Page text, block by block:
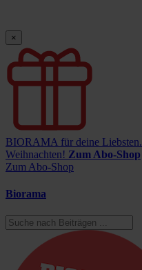
×
BIORAMA für deine Liebsten.
Weihnachten! Zum Abo-Shop
Zum Abo-Shop
Biorama